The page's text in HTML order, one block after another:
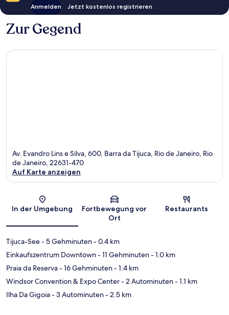
Anmelden Jetzt kostenlos registrieren
Zur Gegend
Av. Evandro Lins e Silva, 600, Barra da Tijuca, Rio de Janeiro, Rio
de Janeiro, 22631-470
Auf Karte anzeigen
In der Umgebung
Fortbewegung vor
Ort
Restaurants
Tijuca-See- 5 Gehminuten- 0.4 km
Einkaufszentrum Downtown- 11 Gehminuten- 1.0 km
Praia da Reserva- 16 Gehminuten- 1.4 km
Windsor Convention & Expo Center- 2 Autominuten- 1.1 km
Ilha Da Gigoia- 3 Autominuten- 2.5 km